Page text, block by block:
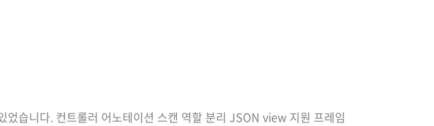
습니다. 컨트롤러 어노테이션 스캔 역할 분리 JSON view 지원 프레임